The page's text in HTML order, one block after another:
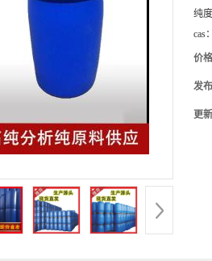
纯
cas
价
发
更